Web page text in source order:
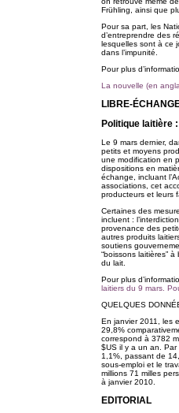
Frühling, ainsi que
Pour sa part, les
d’entreprendre des
lesquelles sont à ce
dans l’impunité.
Pour plus
La nouvelle (en
LIBRE-
Politique laitière
Le 9 mars dernier,
petits et moyens
une modification en
dispositions en
échange, incluant
associations, cet
producteurs et leurs
Certaines des
incluent :
provenance des
autres produits
soutiens
“boissons laitières”
du lait.
Pour plus
laitiers du 9 mars.
QUELQUES
En janvier 2011, les
29,8%
correspond à 3782
$US il y a un an.
1,1%, passant de
sous-emploi et le
millions 71 milles
à janvier 2010.
EDITORIAL